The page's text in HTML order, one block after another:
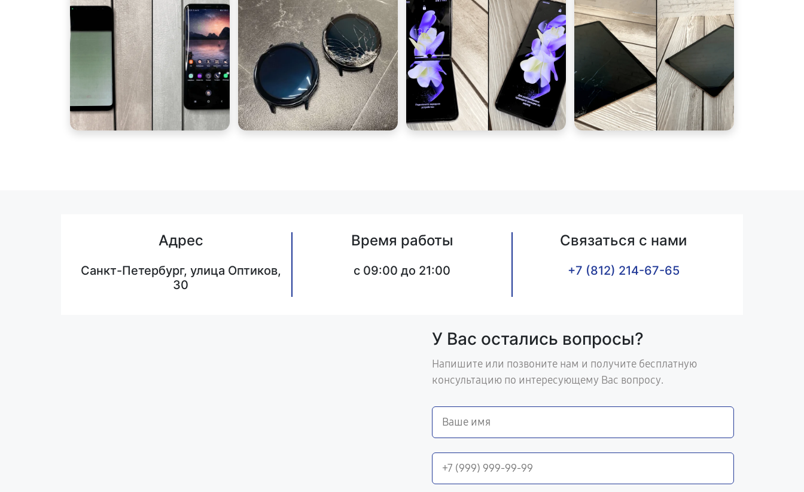
Адрес
Санкт-Петербург, улица Оптиков,
30
Время работы
c 09:00 до 21:00
Связаться с нами
+7 (812) 214-67-65
У Вас остались вопросы?
Напишите или позвоните нам и получите бесплатную
консультацию по интересующему Вас вопросу.